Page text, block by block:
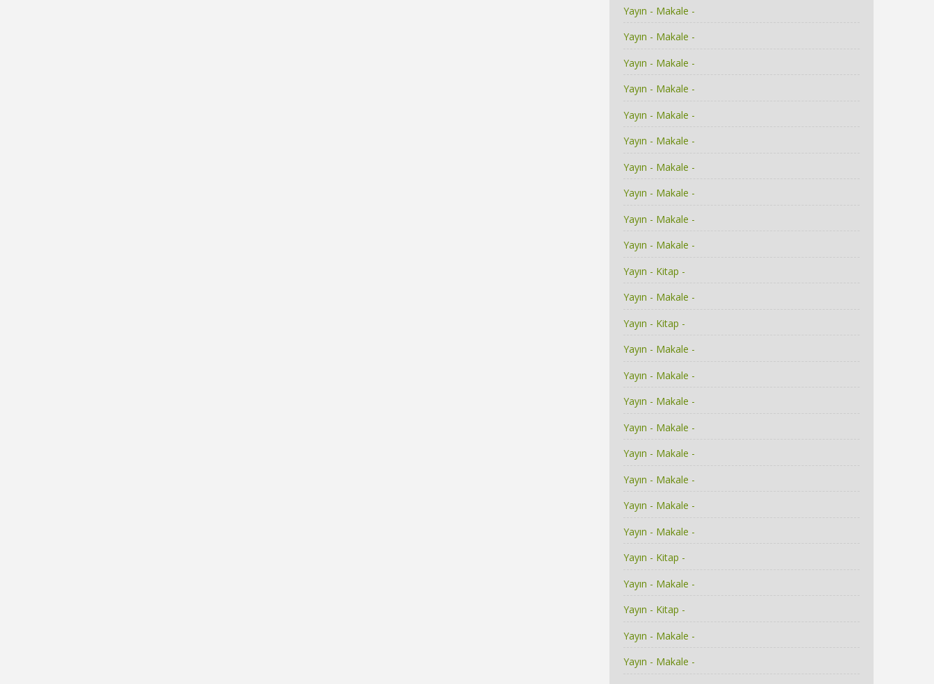
Yayın - Makale -
Yayın - Makale -
Yayın - Makale -
Yayın - Makale -
Yayın - Makale -
Yayın - Makale -
Yayın - Makale -
Yayın - Makale -
Yayın - Makale -
Yayın - Makale -
Yayın - Kitap -
Yayın - Makale -
Yayın - Kitap -
Yayın - Makale -
Yayın - Makale -
Yayın - Makale -
Yayın - Makale -
Yayın - Makale -
Yayın - Makale -
Yayın - Makale -
Yayın - Makale -
Yayın - Kitap -
Yayın - Makale -
Yayın - Kitap -
Yayın - Makale -
Yayın - Makale -